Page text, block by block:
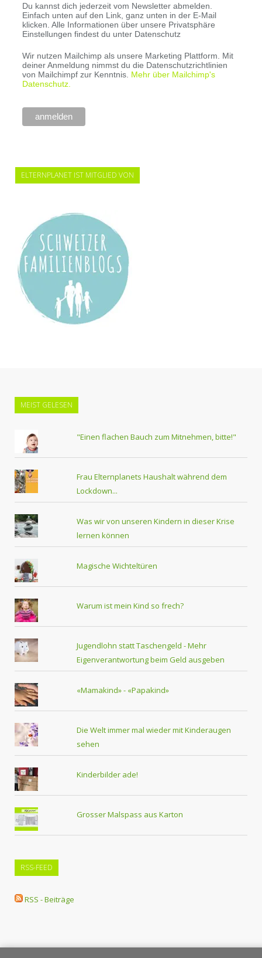
Du kannst dich jederzeit vom Newsletter abmelden.
Einfach unten auf den Link, ganz unten in der E-Mail
klicken. Alle Informationen über unsere Privatsphäre
Einstellungen findest du unter Datenschutz
Wir nutzen Mailchimp als unsere Marketing Plattform. Mit
deiner Anmeldung nimmst du die Datenschutzrichtlinien
von Mailchimpf zur Kenntnis. Mehr über Mailchimp's
Datenschutz.
ELTERNPLANET IST MITGLIED VON
MEIST GELESEN
"Einen flachen Bauch zum Mitnehmen, bitte!"
Frau Elternplanets Haushalt während dem
Lockdown...
Was wir von unseren Kindern in dieser Krise
lernen können
Magische Wichteltüren
Warum ist mein Kind so frech?
Jugendlohn statt Taschengeld - Mehr
Eigenverantwortung beim Geld ausgeben
«Mamakind» - «Papakind»
Die Welt immer mal wieder mit Kinderaugen
sehen
Kinderbilder ade!
Grosser Malspass aus Karton
RSS-FEED
RSS - Beiträge